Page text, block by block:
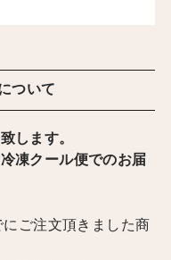
ついて
します。
凍クール便でのお届
ご注文頂きました商